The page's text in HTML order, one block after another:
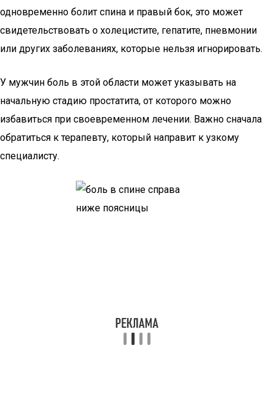
одновременно болит спина и правый бок, это может
свидетельствовать о холецистите, гепатите, пневмонии
или других заболеваниях, которые нельзя игнорировать.
У мужчин боль в этой области может указывать на
начальную стадию простатита, от которого можно
избавиться при своевременном лечении. Важно сначала
обратиться к терапевту, который направит к узкому
специалисту.